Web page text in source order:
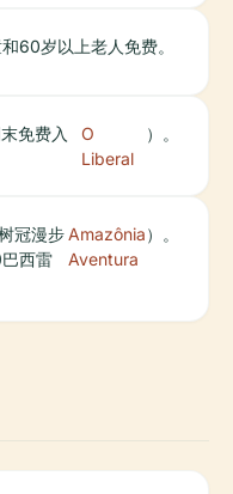
60岁以上老人免费。
免费入
O
Liberal
）。
冠漫步
西雷
Amazônia
Aventura
）。